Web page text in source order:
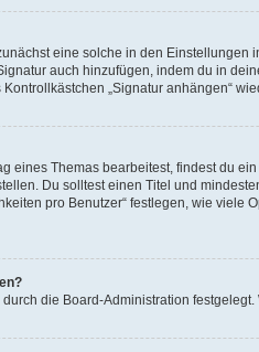
eine solche in den
auch hinzufügen, indem du in
„Signatur anhängen“
eines Themas bearbeitest, findest du
Du solltest einen Titel und
pro Benutzer“ festlegen, wie
die Board-Administration